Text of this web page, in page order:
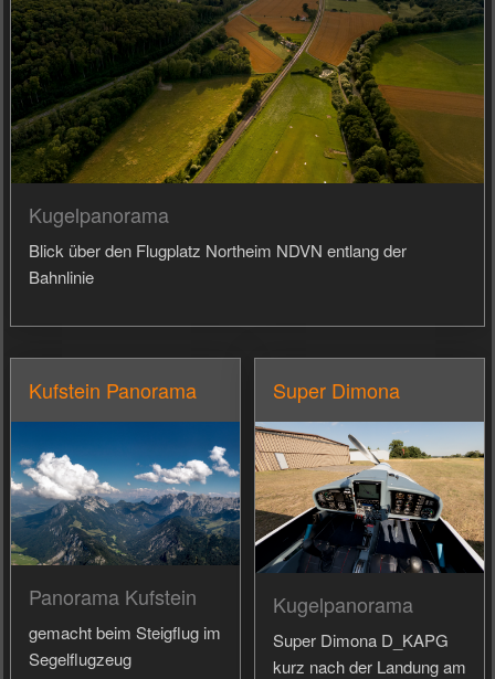
Kugelpanorama
Blick über den Flugplatz Northeim NDVN entlang der
Bahnlinie
Kufstein Panorama
Panorama Kufstein
gemacht beim Steigflug im
Segelflugzeug
Super Dimona
Kugelpanorama
Super Dimona D_KAPG
kurz nach der Landung am